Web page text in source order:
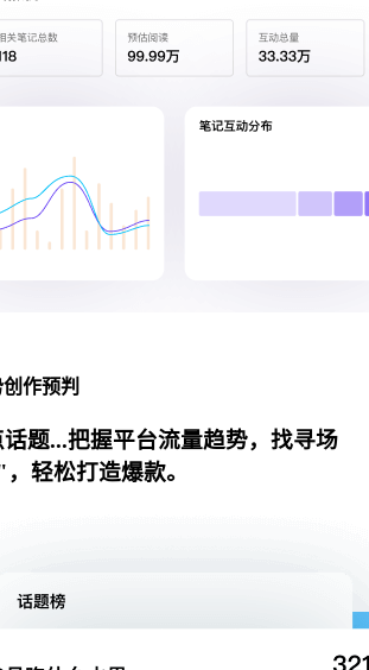
作预判
题...把握平台流量趋势，找寻场
轻松打造爆款。